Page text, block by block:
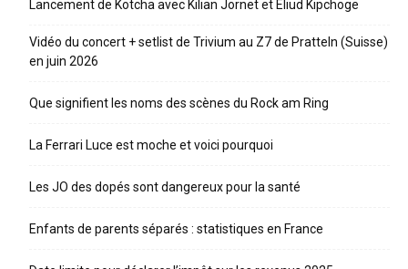
Lancement de Kotcha avec Kilian Jornet et Eliud Kipchoge
Vidéo du concert + setlist de Trivium au Z7 de Pratteln (Suisse)
en juin 2026
Que signifient les noms des scènes du Rock am Ring
La Ferrari Luce est moche et voici pourquoi
Les JO des dopés sont dangereux pour la santé
Enfants de parents séparés : statistiques en France